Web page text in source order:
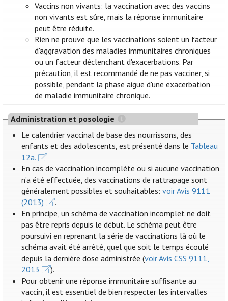
Vaccins non vivants: la vaccination avec des vaccins
non vivants est sûre, mais la réponse immunitaire
peut être réduite.
Rien ne prouve que les vaccinations soient un facteur
d'aggravation des maladies immunitaires chroniques
ou un facteur déclenchant d'exacerbations. Par
précaution, il est recommandé de ne pas vacciner, si
possible, pendant la phase aiguë d'une exacerbation
de maladie immunitaire chronique.
Administration et posologie
Le calendrier vaccinal de base des nourrissons, des
enfants et des adolescents, est présenté dans le Tableau
12a.
En cas de vaccination incomplète ou si aucune vaccination
n’a été effectuée, des vaccinations de rattrapage sont
généralement possibles et souhaitables:voir Avis 9111
(2013)
.
En principe, un schéma de vaccination incomplet ne doit
pas être repris depuis le début. Le schéma peut être
poursuivi en reprenant la série de vaccinations là où le
schéma avait été arrêté, quel que soit le temps écoulé
depuis la dernière dose administrée (voir Avis CSS 9111,
2013
).
Pour obtenir une réponse immunitaire suffisante au
vaccin, il est essentiel de bien respecter les intervalles